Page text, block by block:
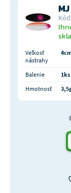
Veľkosť
nástrahy
Balenie 1ks
Hmotnosť